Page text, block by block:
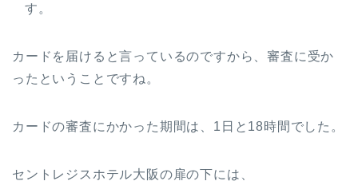
す。
カードを届けると言っているのですから、審査に受か
ったということですね。
カードの審査にかかった期間は、1日と18時間でした。
セントレジスホテル大阪の扉の下には、